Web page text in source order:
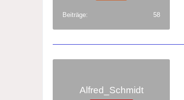
Beiträge 58
Alfred_Schmidt